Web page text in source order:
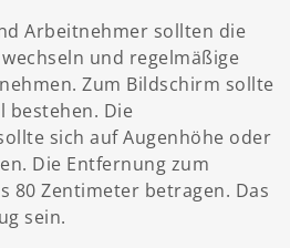
Arbeitnehmer sollten die
und regelmäßige
Zum Bildschirm sollte
bestehen. Die
sich auf Augenhöhe oder
Die Entfernung zum
80 Zentimeter betragen. Das
sein.